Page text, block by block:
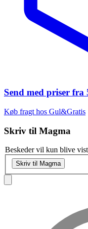
Send med priser fra
Køb fragt hos Gul&Gratis
Skriv til Magma
Beskeder vil kun blive
Skriv til Magma